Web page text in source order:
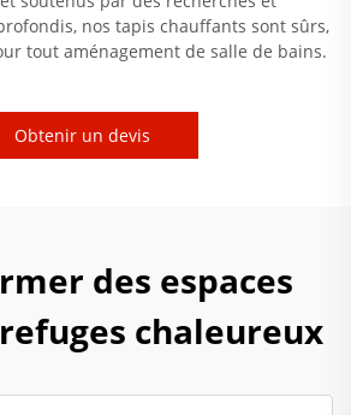
nos tapis chauffants sont sûrs,
tout aménagement de salle de bains.
Obtenir un devis
des espaces
chaleureux